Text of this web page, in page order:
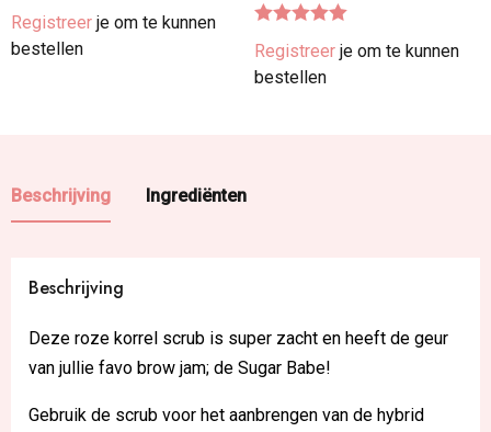
Registreer je om te kunnen
bestellen
5.00
Registreer je om te kunnen
bestellen
Beschrijving Ingrediënten
Beschrijving
Deze roze korrel scrub is super zacht en heeft de geur
van jullie favo brow jam; de Sugar Babe!
Gebruik de scrub voor het aanbrengen van de hybrid